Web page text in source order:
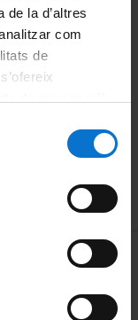
la d’altres
com
de
web de la
and Action
MENÚ PEU 1